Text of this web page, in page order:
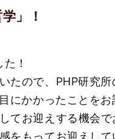
」！
！
たので、PHP研究所
にかかったことをお
てお迎えする機会